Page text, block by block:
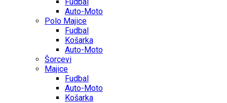
Auto-Moto
Polo Majice
Fudbal
Košarka
Auto-Moto
Šorcevi
Majice
Fudbal
Auto-Moto
Košarka